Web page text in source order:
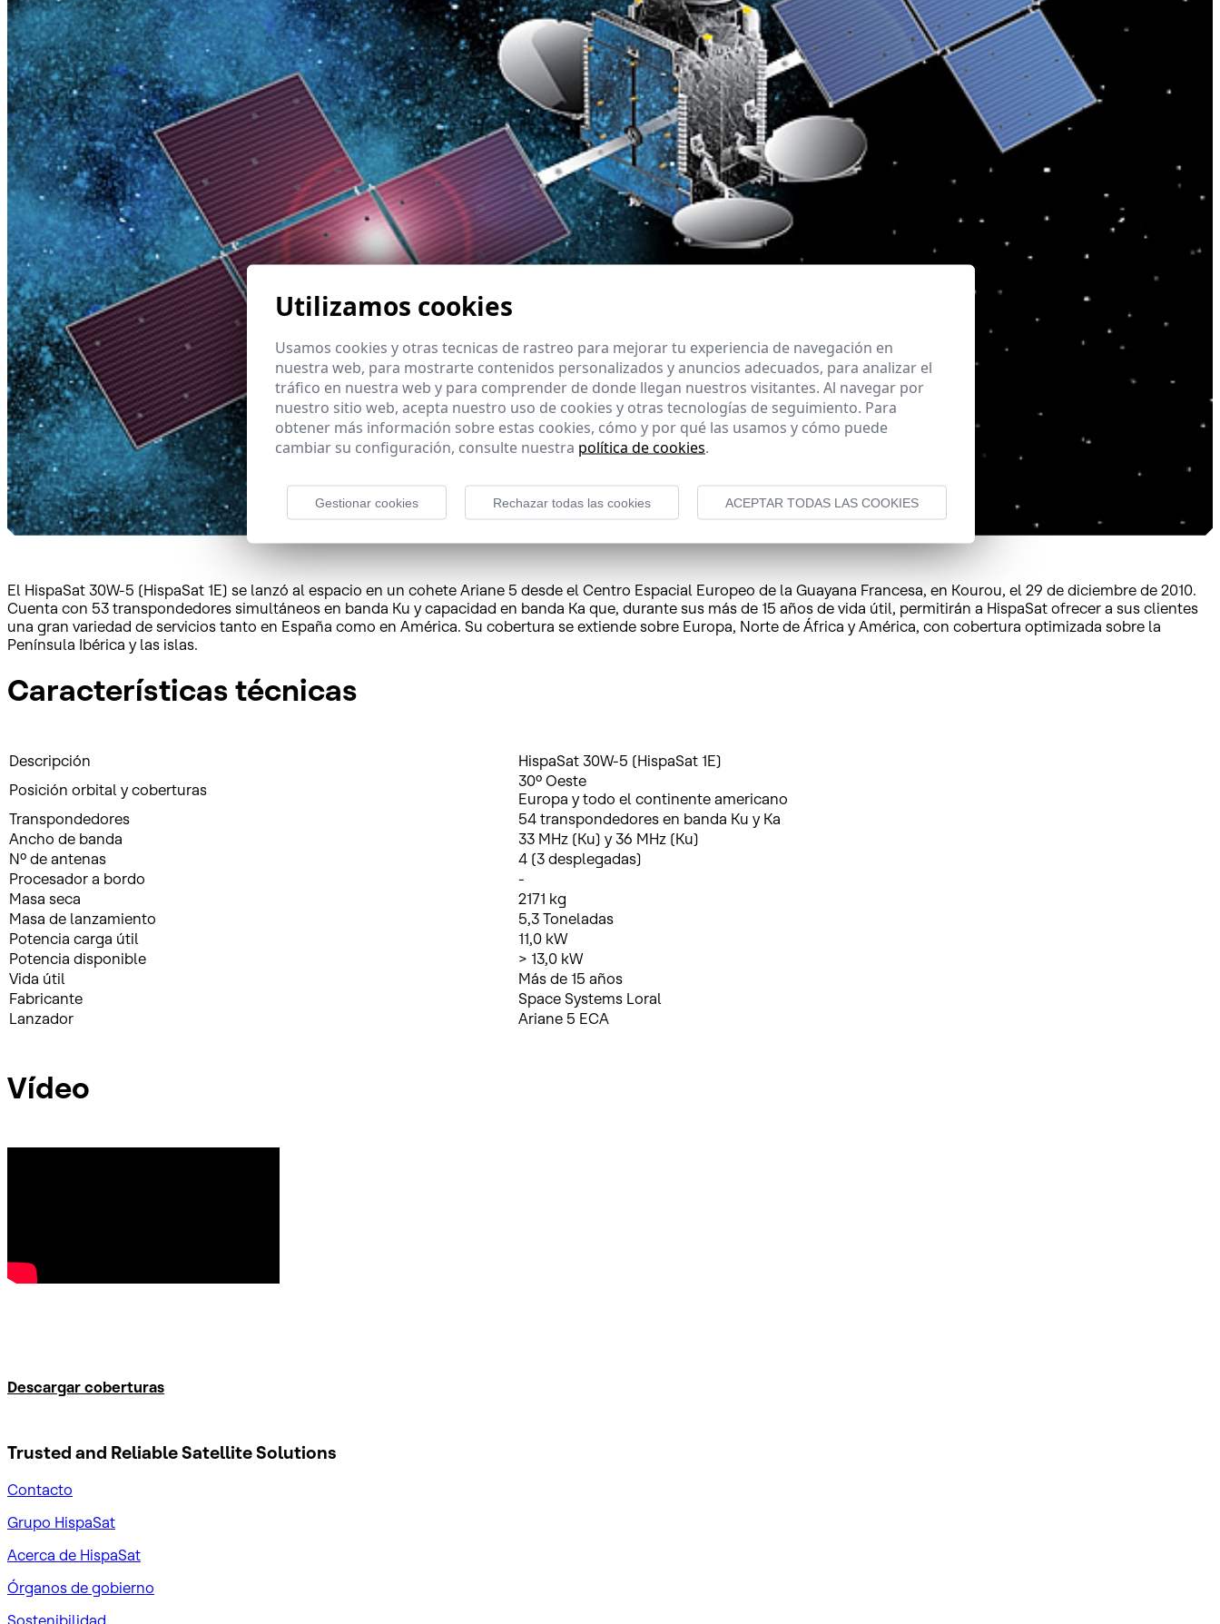
El HispaSat 30W-5 (HispaSat 1E) se lanzó al espacio en un cohete Ariane 5 desde el Centro Espacial Europeo de la Guayana Francesa, en Kourou, el 29 de diciembre de 2010.
Cuenta con 53 transpondedores simultáneos en banda Ku y capacidad en banda Ka que, durante sus más de 15 años de vida útil, permitirán a HispaSat ofrecer a sus clientes
una gran variedad de servicios tanto en España como en América. Su cobertura se extiende sobre Europa, Norte de África y América, con cobertura optimizada sobre la
Península Ibérica y las islas.
Características técnicas
Descripción
HispaSat 30W-5 (HispaSat 1E)
Posición orbital y coberturas
30º Oeste
Europa y todo el continente americano
Transpondedores
54 transpondedores en banda Ku y Ka
Ancho de banda
33 MHz (Ku) y 36 MHz (Ku)
Nº de antenas
4 (3 desplegadas)
Procesador a bordo
-
Masa seca
2171 kg
Masa de lanzamiento
5,3 Toneladas
Potencia carga útil
11,0 kW
Potencia disponible
> 13,0 kW
Vida útil
Más de 15 años
Fabricante
Space Systems Loral
Lanzador
Ariane 5 ECA
Vídeo
Descargar coberturas
Trusted and ReliableSatellite Solutions
Contacto
Grupo HispaSat
Acerca de HispaSat
Órganos de gobierno
Sostenibilidad
Utilizamos cookies
Usamos cookies y otras tecnicas de rastreo para mejorar tu experiencia de navegación en
nuestra web, para mostrarte contenidos personalizados y anuncios adecuados, para analizar el
tráfico en nuestra web y para comprender de donde llegan nuestros visitantes. Al navegar por
nuestro sitio web, acepta nuestro uso de cookies y otras tecnologías de seguimiento. Para
obtener más información sobre estas cookies, cómo y por qué las usamos y cómo puede
cambiar su configuración, consulte nuestra política de cookies.
Gestionar cookies Rechazar todas las cookies ACEPTAR TODAS LAS COOKIES